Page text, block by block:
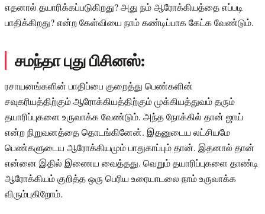
எதனால் தயாரிக்கப்படுகிறது? அது நம் ஆரோக்கியத்தை எப்படி
பாதிக்கிறது? என்ற கேள்வியை நாம் கண்டிப்பாக கேட்க வேண்டும்.
சமந்தா புது பிசினஸ்:
ரசாயனங்களின் பாதிப்பை குறைத்து பெண்களின்
சவுகரியத்திற்கும் ஆரோக்கியத்திற்கும் முக்கியத்துவம் தரும்
தயாரிப்புகளை உருவாக்க வேண்டும். அந்த நோக்கில் தான் ஜாய்
என்ற நிறுவனத்தை தொடங்கினேன். இதனுடைய லட்சியமே
பெண்களுடைய ஆரோக்கியமும் பாதுகாப்பும் தான். இதனால் தான்
என்னை இதில் இணைய வைத்தது. வெறும் தயாரிப்புகளை தாண்டி
ஆரோக்கியம் குறித்த ஒரு பெரிய உரையாடலை நாம் உருவாக்க
விரும்புகிறோம்.